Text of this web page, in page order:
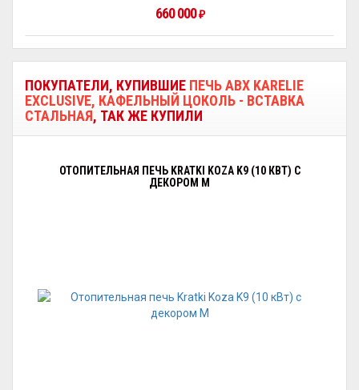
660 000 ₽
ПОКУПАТЕЛИ, КУПИВШИЕ ПЕЧЬ ABX KARELIE
EXCLUSIVE, КАФЕЛЬНЫЙ ЦОКОЛЬ - ВСТАВКА
СТАЛЬНАЯ, ТАК ЖЕ КУПИЛИ
ОТОПИТЕЛЬНАЯ ПЕЧЬ KRATKI KOZA K9 (10 КВТ) С
ДЕКОРОМ М